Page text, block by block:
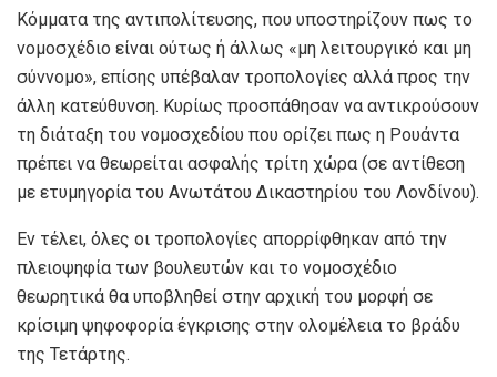
Κόμματα της αντιπολίτευσης, που υποστηρίζουν πως το
νομοσχέδιο είναι ούτως ή άλλως «μη λειτουργικό και μη
σύννομο», επίσης υπέβαλαν τροπολογίες αλλά προς την
άλλη κατεύθυνση. Κυρίως προσπάθησαν να αντικρούσουν
τη διάταξη του νομοσχεδίου που ορίζει πως η Ρουάντα
πρέπει να θεωρείται ασφαλής τρίτη χώρα (σε αντίθεση
με ετυμηγορία του Ανωτάτου Δικαστηρίου του Λονδίνου).
Εν τέλει, όλες οι τροπολογίες απορρίφθηκαν από την
πλειοψηφία των βουλευτών και το νομοσχέδιο
θεωρητικά θα υποβληθεί στην αρχική του μορφή σε
κρίσιμη ψηφοφορία έγκρισης στην ολομέλεια το βράδυ
της Τετάρτης.